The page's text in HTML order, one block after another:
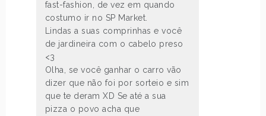
fast-fashion, de vez em quando
costumo ir no SP Market.
Lindas a suas comprinhas e você
de jardineira com o cabelo preso
<3
Olha, se você ganhar o carro vão
dizer que não foi por sorteio e sim
que te deram XD Se até a sua
pizza o povo acha que